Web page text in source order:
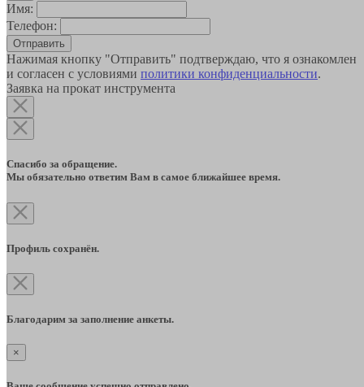
Имя:
Телефон:
Отправить
Нажимая кнопку "Отправить" подтверждаю, что я ознакомлен
и согласен с условиями политики конфиденциальности.
Заявка на прокат инструмента
Спасибо за обращение.
Мы обязательно ответим Вам в самое ближайшее время.
Профиль сохранён.
Благодарим за заполнение анкеты.
×